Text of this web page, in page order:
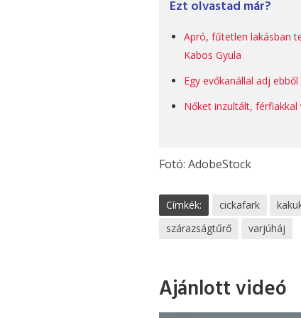
Ezt olvastad már?
Apró, fűtetlen lakásban
Kabos Gyula
Egy evőkanállal adj
Nőket inzultált,
Fotó: AdobeStock
Címkék: cickafark
szárazságtűrő
varjúháj
Ajánlott videó